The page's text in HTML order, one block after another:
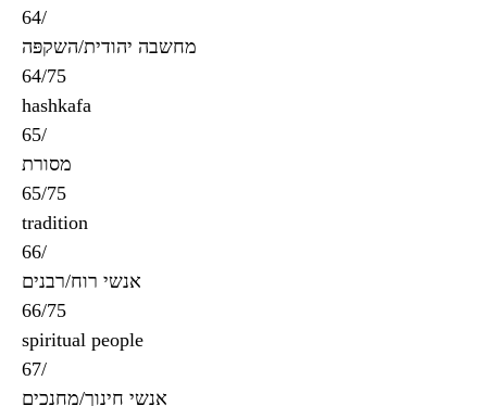
64/
מחשבה יהודית/השקפּה
64/75
hashkafa
65/
מסורת
65/75
tradition
66/
אנשי רוח/רבנים
66/75
spiritual people
67/
אנשי חינוך/מחנכים